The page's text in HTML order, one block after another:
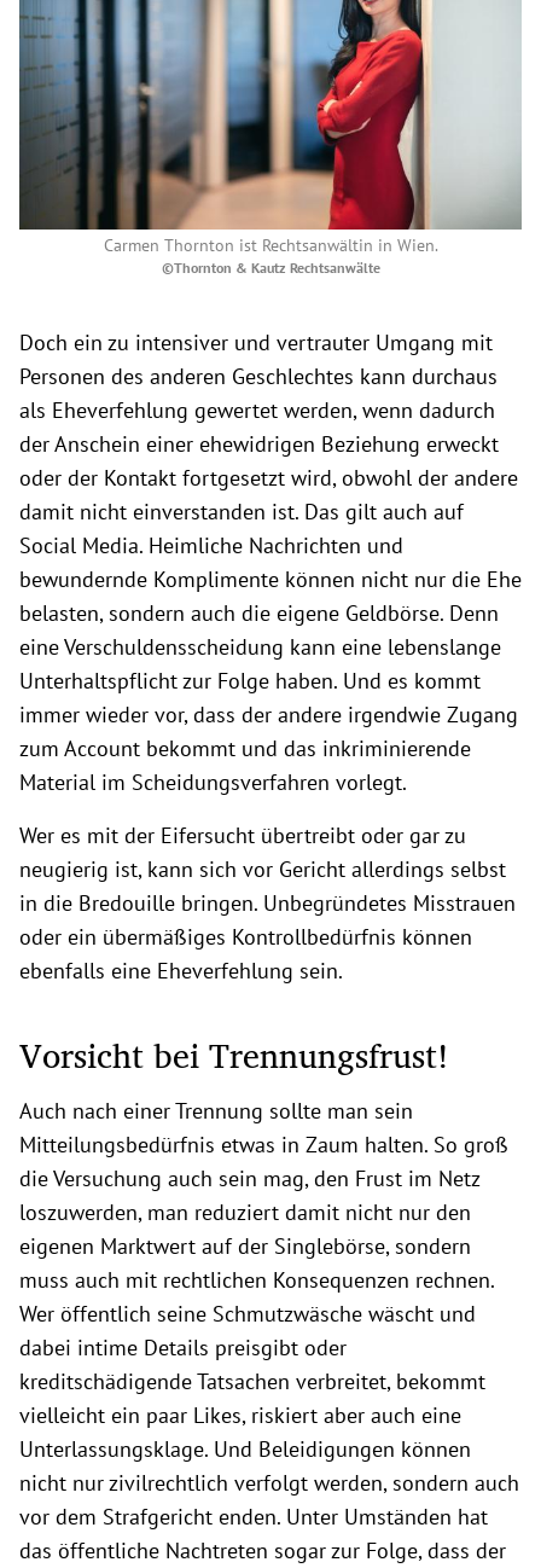
Carmen Thornton ist Rechtsanwältin in Wien.
©Thornton & Kautz Rechtsanwälte
Doch ein zu intensiver und vertrauter Umgang mit
Personen des anderen Geschlechtes kann durchaus
als Eheverfehlung gewertet werden, wenn dadurch
der Anschein einer ehewidrigen Beziehung erweckt
oder der Kontakt fortgesetzt wird, obwohl der andere
damit nicht einverstanden ist. Das gilt auch auf
Social Media. Heimliche Nachrichten und
bewundernde Komplimente können nicht nur die Ehe
belasten, sondern auch die eigene Geldbörse. Denn
eine Verschuldensscheidung kann eine lebenslange
Unterhaltspflicht zur Folge haben. Und es kommt
immer wieder vor, dass der andere irgendwie Zugang
zum Account bekommt und das inkriminierende
Material im Scheidungsverfahren vorlegt.
Wer es mit der Eifersucht übertreibt oder gar zu
neugierig ist, kann sich vor Gericht allerdings selbst
in die Bredouille bringen. Unbegründetes Misstrauen
oder ein übermäßiges Kontrollbedürfnis können
ebenfalls eine Eheverfehlung sein.
Vorsicht bei Trennungsfrust!
Auch nach einer Trennung sollte man sein
Mitteilungsbedürfnis etwas in Zaum halten. So groß
die Versuchung auch sein mag, den Frust im Netz
loszuwerden, man reduziert damit nicht nur den
eigenen Marktwert auf der Singlebörse, sondern
muss auch mit rechtlichen Konsequenzen rechnen.
Wer öffentlich seine Schmutzwäsche wäscht und
dabei intime Details preisgibt oder
kreditschädigende Tatsachen verbreitet, bekommt
vielleicht ein paar Likes, riskiert aber auch eine
Unterlassungsklage. Und Beleidigungen können
nicht nur zivilrechtlich verfolgt werden, sondern auch
vor dem Strafgericht enden. Unter Umständen hat
das öffentliche Nachtreten sogar zur Folge, dass der